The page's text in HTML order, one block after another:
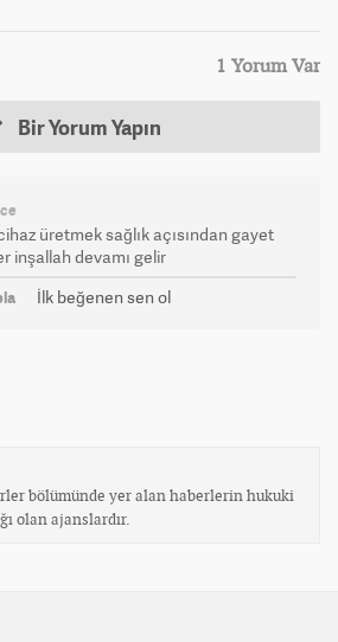
1 Yorum Var
Bir Yorum Yapın
üretmek sağlık açısından gayet
inşallah devamı gelir
İlk beğenen sen ol
bölümünde yer alan haberlerin hukuki
olan ajanslardır.